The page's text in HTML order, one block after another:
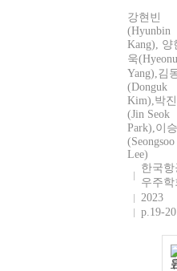
강현빈
(Hyunbin
Kang), 양
욱
Yang),김
(Donguk
Kim),박
(Jin Seok
Park),이
(Seongsoo
Lee)
한국항
우주학
2023
p.19-20